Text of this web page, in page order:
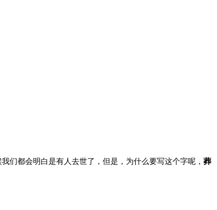
们都会明白是有人去世了，但是，为什么要写这个字呢， 葬